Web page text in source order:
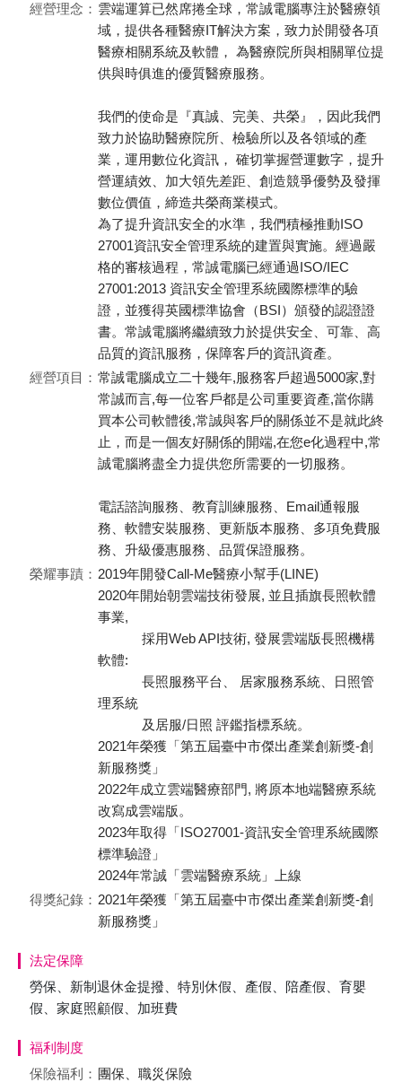
經營理念： 雲端運算已然席捲全球，常誠電腦專注於醫療領
域，提供各種醫療IT解決方案，致力於開發各項
醫療相關系統及軟體， 為醫療院所與相關單位提
供與時俱進的優質醫療服務。
我們的使命是『真誠、完美、共榮』，因此我們
致力於協助醫療院所、檢驗所以及各領域的產
業，運用數位化資訊， 確切掌握營運數字，提升
營運績效、加大領先差距、創造競爭優勢及發揮
數位價值，締造共榮商業模式。
為了提升資訊安全的水準，我們積極推動ISO
27001資訊安全管理系統的建置與實施。經過嚴
格的審核過程，常誠電腦已經通過ISO/IEC
27001:2013 資訊安全管理系統國際標準的驗
證，並獲得英國標準協會（BSI）頒發的認證證
書。常誠電腦將繼續致力於提供安全、可靠、高
品質的資訊服務，保障客戶的資訊資產。
經營項目： 常誠電腦成立二十幾年,服務客戶超過5000家,對
常誠而言,每一位客戶都是公司重要資產,當你購
買本公司軟體後,常誠與客戶的關係並不是就此終
止，而是一個友好關係的開端,在您e化過程中,常
誠電腦將盡全力提供您所需要的一切服務。
電話諮詢服務、教育訓練服務、Email通報服
務、軟體安裝服務、更新版本服務、多項免費服
務、升級優惠服務、品質保證服務。
榮耀事蹟： 2019年開發Call-Me醫療小幫手(LINE)
2020年開始朝雲端技術發展, 並且插旗長照軟體
事業,
採用Web API技術, 發展雲端版長照機構
軟體:
長照服務平台、 居家服務系統、日照管
理系統
及居服/日照 評鑑指標系統。
2021年榮獲「第五屆臺中市傑出產業創新獎-創
新服務獎」
2022年成立雲端醫療部門, 將原本地端醫療系統
改寫成雲端版。
2023年取得「ISO27001-資訊安全管理系統國際
標準驗證」
2024年常誠「雲端醫療系統」上線
得獎紀錄： 2021年榮獲「第五屆臺中市傑出產業創新獎-創
新服務獎」
法定保障
勞保、新制退休金提撥、特別休假、產假、陪產假、育嬰
假、家庭照顧假、加班費
福利制度
保險福利： 團保、職災保險